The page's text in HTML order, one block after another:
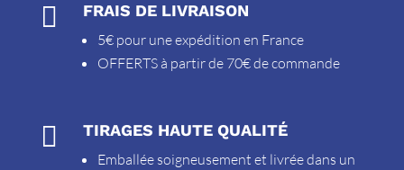
 FRAIS DE LIVRAISON
5€ pour une expédition en France
OFFERTS à partir de 70€ de commande
 TIRAGES HAUTE QUALITÉ
Emballée soigneusement et livrée dans un